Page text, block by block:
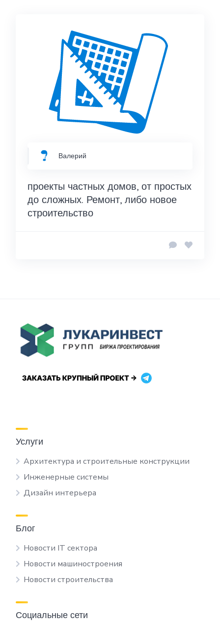
Валерий
проекты частных домов, от простых
до сложных. Ремонт, либо новое
строительство
Услуги
Архитектура и строительные конструкции
Инженерные системы
Дизайн интерьера
Блог
Новости IT сектора
Новости машиностроения
Новости строительства
Социальные сети